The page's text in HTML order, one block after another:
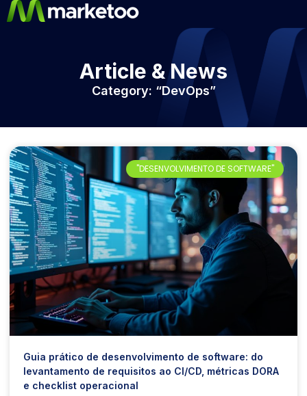
Article & News
Category: “DevOps”
"DESENVOLVIMENTO DE SOFTWARE"
Guia prático de desenvolvimento de software: do
levantamento de requisitos ao CI/CD, métricas DORA
e checklist operacional